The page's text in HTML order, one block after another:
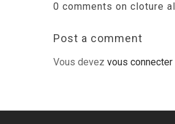
0 comments on cloture
Post a comment
Vous devezvous connecter